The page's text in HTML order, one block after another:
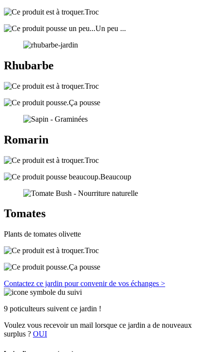
Troc
Un peu ...
Rhubarbe
Troc
Ça pousse
Romarin
Troc
Beaucoup
Tomates
Plants de tomates olivette
Troc
Ça pousse
Contactez ce jardin pour convenir de vos échanges >
9 poticulteurs suivent ce jardin !
Voulez vous recevoir un mail lorsque ce jardin a de nouveaux
surplus ? OUI